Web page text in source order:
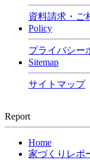
資料請求・ご
Policy
プライバシー
Sitemap
サイトマップ
Report
Home
家づくりレポ